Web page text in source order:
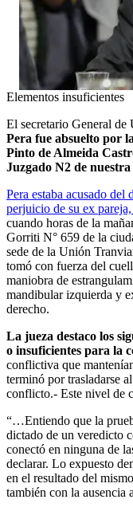
Elementos insuficientes
El secretario General
Pera fue absuelto por
Pinto de Almeida
Juzgado N2 de
Pera estaba acusado del
perjuicio de su ex
cuando horas de la
Gorriti N° 659 de la
sede de la Unión
tomó con fuerza del
maniobra de
mandibular izquierda y
derecho.
La jueza destaco los
o insuficientes para la
conflictiva que
terminó por trasladarse
conflicto.- Este nivel de
“…Entiendo que la
dictado de un veredicto
conectó en ninguna de
declarar. Lo expuesto
en el resultado del
también con la ausencia